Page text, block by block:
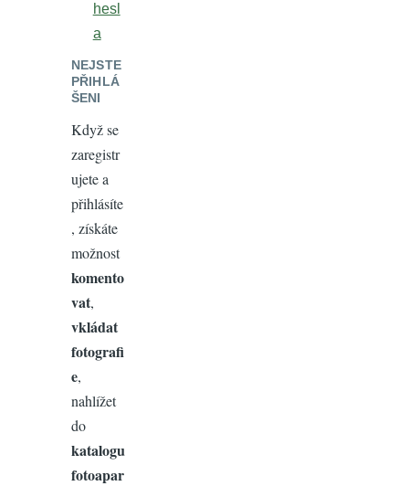
hesl
a
NEJSTE
PŘIHLÁ
ŠENI
Když se
zaregistr
ujete a
přihlásíte
, získáte
možnost
komento
vat,
vkládat
fotografi
e,
nahlížet
do
katalogu
fotoapar